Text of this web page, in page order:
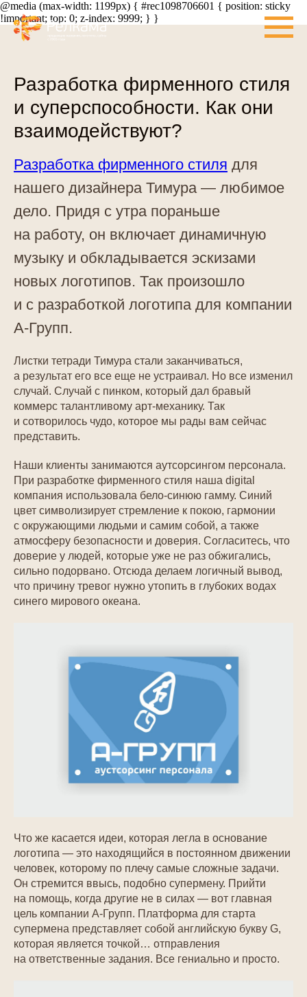
@media (max-width: 1199px) { #rec1098706601 { position: sticky
!important; top: 0; z-index: 9999; } }
Разработка фирменного стиля
и суперспособности. Как они
взаимодействуют?
Разработка фирменного стиля для
нашего дизайнера Тимура — любимое
дело. Придя с утра пораньше
на работу, он включает динамичную
музыку и обкладывается эскизами
новых логотипов. Так произошло
и с разработкой логотипа для компании
А-Групп.
Листки тетради Тимура стали заканчиваться,
а результат его все еще не устраивал. Но все изменил
случай. Случай с пинком, который дал бравый
коммерс талантливому арт-механику. Так
и сотворилось чудо, которое мы рады вам сейчас
представить.
Наши клиенты занимаются аутсорсингом персонала.
При разработке фирменного стиля наша digital
компания использовала бело-синюю гамму. Синий
цвет символизирует стремление к покою, гармонии
с окружающими людьми и самим собой, а также
атмосферу безопасности и доверия. Согласитесь, что
доверие у людей, которые уже не раз обжигались,
сильно подорвано. Отсюда делаем логичный вывод,
что причину тревог нужно утопить в глубоких водах
синего мирового океана.
Что же касается идеи, которая легла в основание
логотипа — это находящийся в постоянном движении
человек, которому по плечу самые сложные задачи.
Он стремится ввысь, подобно супермену. Прийти
на помощь, когда другие не в силах — вот главная
цель компании А-Групп. Платформа для старта
супермена представляет собой английскую букву G,
которая является точкой… отправления
на ответственные задания. Все гениально и просто.